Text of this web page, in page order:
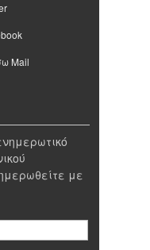
Mail
με